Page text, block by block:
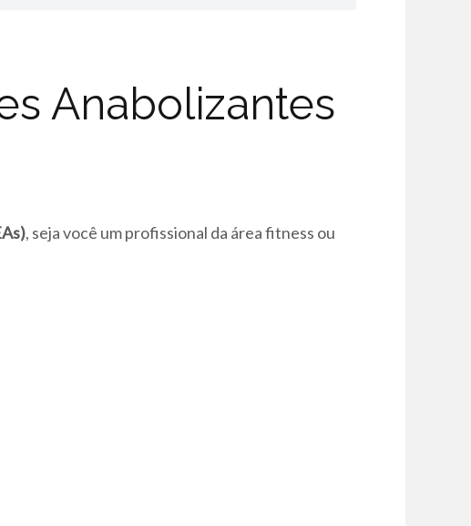
Anabolizantes
, seja você um profissional da área fitness ou